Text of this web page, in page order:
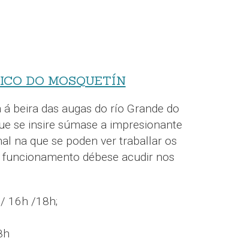
DO MOSQUETÍN
beira das augas do río Grande do
se insire súmase a impresionante
na que se poden ver traballar os
débese acudir nos
16h /18h;